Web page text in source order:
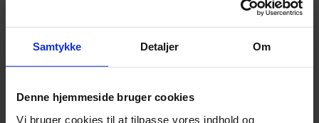
Samtykke Detaljer Om
Denne hjemmeside bruger cookies
Vi bruger cookies til at tilpasse vores indhold og